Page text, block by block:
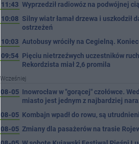
11:43 Wyprzedził radiowóz na podwójnej
10:08 Silny wiatr łamał drzewa i uszkodził
ostrzeżeń
10:03 Autobusy wróciły na Cegielną.
09:54 Pięciu nietrzeźwych uczestników
Rekordzista miał 2,6 promila
Wcześniej
08-05 Inowrocław w "gorącej" czołówce.
miasto jest jednym z najbardziej
08-05 Kombajn wpadł do rowu, są
08-05 Zmiany dla pasażerów na trasie